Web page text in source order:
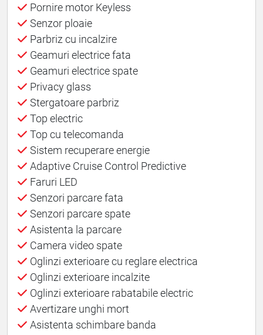
Pornire motor Keyless
Senzor ploaie
Parbriz cu incalzire
Geamuri electrice fata
Geamuri electrice spate
Privacy glass
Stergatoare parbriz
Top electric
Top cu telecomanda
Sistem recuperare energie
Adaptive Cruise Control Predictive
Faruri LED
Senzori parcare fata
Senzori parcare spate
Asistenta la parcare
Camera video spate
Oglinzi exterioare cu reglare electrica
Oglinzi exterioare incalzite
Oglinzi exterioare rabatabile electric
Avertizare unghi mort
Asistenta schimbare banda